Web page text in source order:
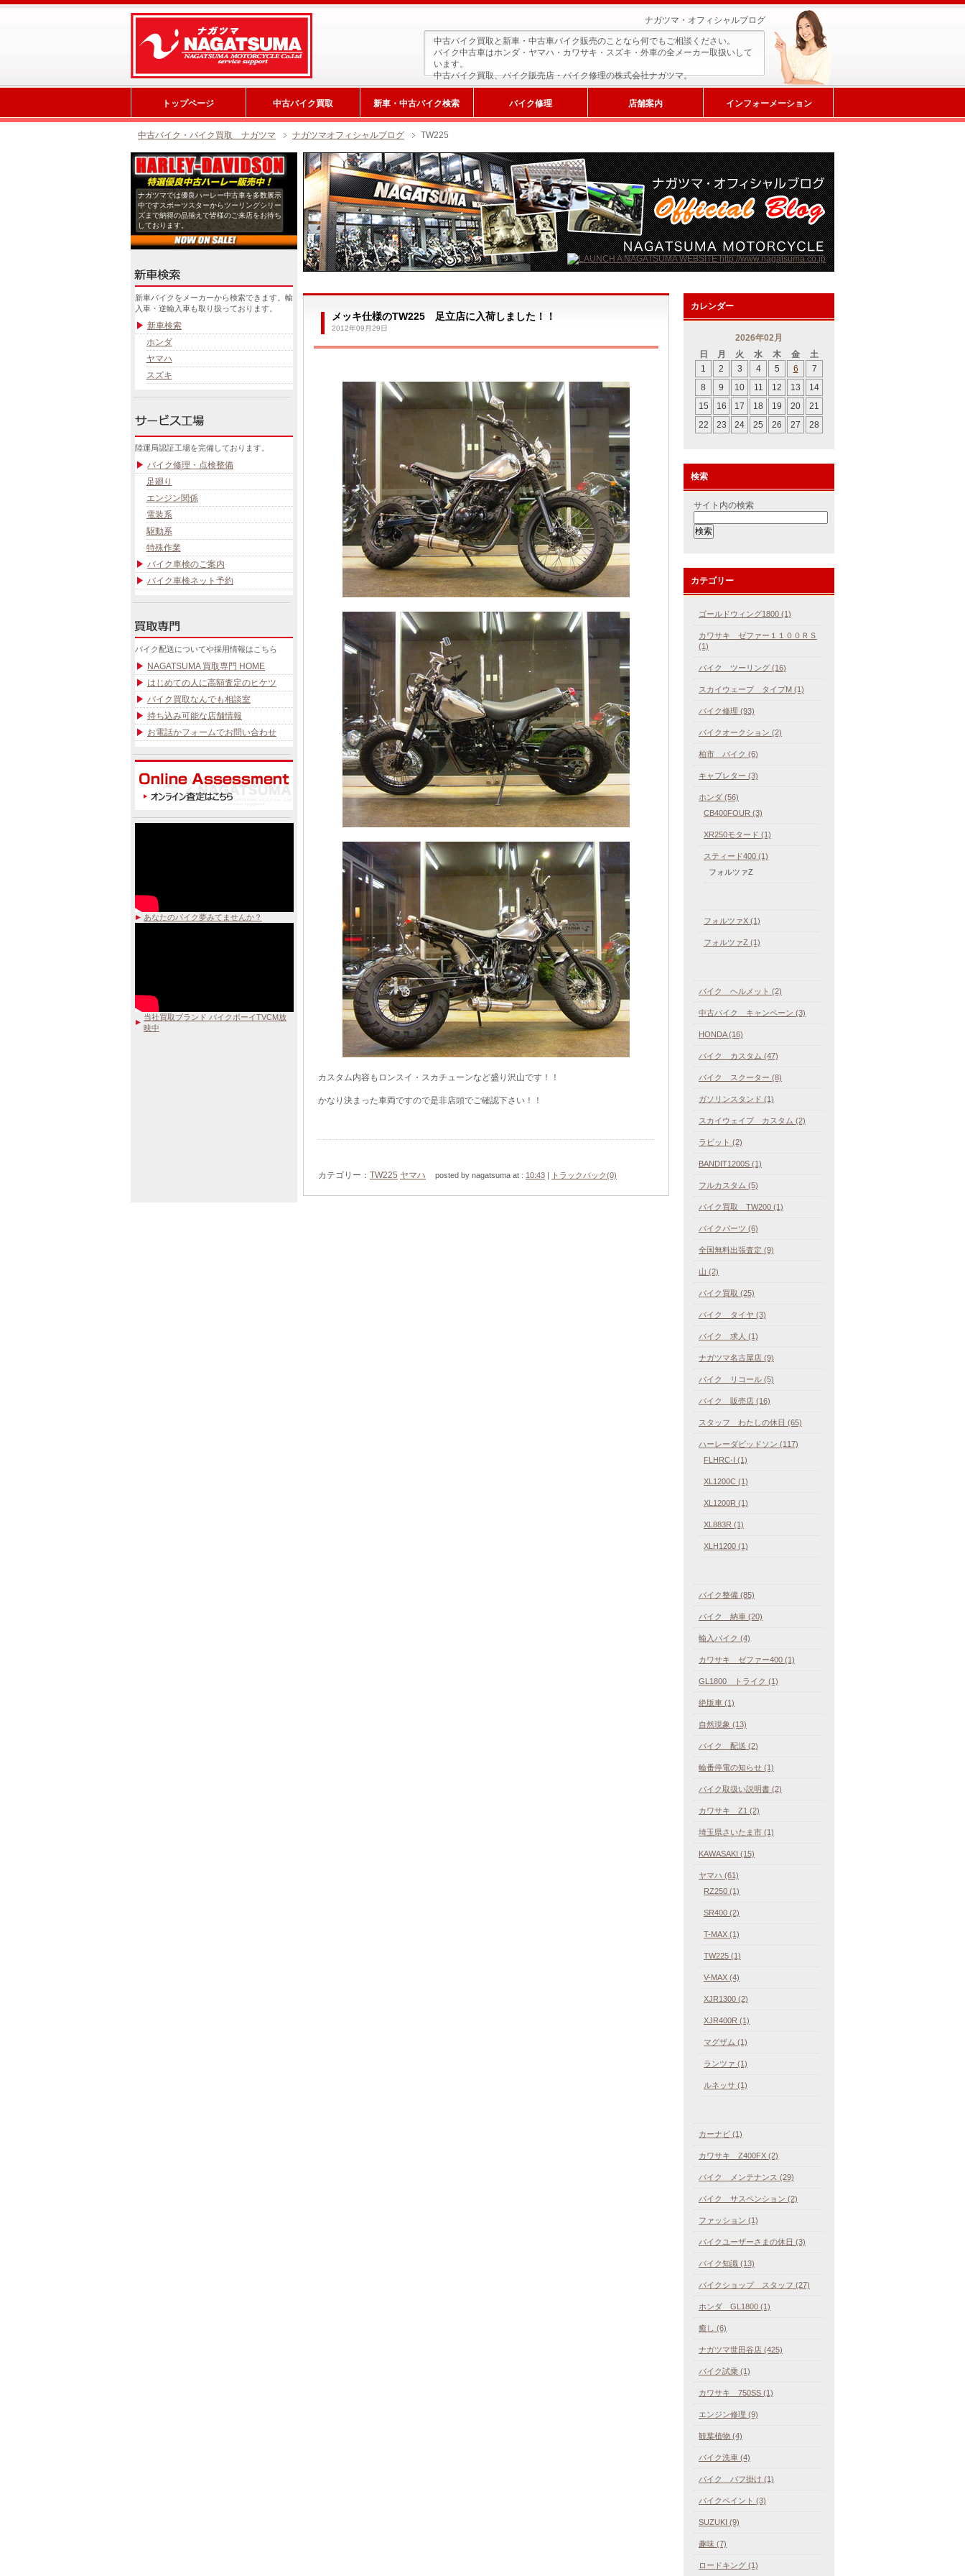
ナガツマ・オフィシャルブログ
中古バイク買取と新車・中古車バイク販売のことなら何でもご相談ください。
バイク中古車はホンダ・ヤマハ・カワサキ・スズキ・外車の全メーカー取扱いして
います。
中古バイク買取、バイク販売店・バイク修理の株式会社ナガツマ。
トップページ 中古バイク買取 新車・中古バイク検索 バイク修理 店舗案内 インフォーメーション
中古バイク・バイク買取 ナガツマ ナガツマオフィシャルブログ TW225
メッキ仕様のTW225 足立店に入荷しました！！
2012年09月29日
カスタム内容もロンスイ・スカチューンなど盛り沢山です！！
かなり決まった車両ですので是非店頭でご確認下さい！！
カテゴリー： TW225 ヤマハ posted by nagatsuma at : 10:43 | トラックバック(0)
カレンダー
2026年02月
日
月 火 水 木 金
土
1
2 3 4 5 6
7
8
9 10 11 12 13
14
15
16 17 18 19 20
21
22
23 24 25 26 27 28
検索
サイト内の検索
カテゴリー
ゴールドウィング1800 (1)
カワサキ ゼファー１１００ＲＳ
(1)
バイク ツーリング (16)
スカイウェーブ タイプM (1)
バイク修理 (93)
バイクオークション (2)
柏市 バイク (6)
キャブレター (3)
ホンダ (56)
CB400FOUR (3)
XR250モタード (1)
スティード400 (1)
フォルツァZ
フォルツァX (1)
フォルツァZ (1)
バイク ヘルメット (2)
中古バイク キャンペーン (3)
HONDA (16)
バイク カスタム (47)
バイク スクーター (8)
ガソリンスタンド (1)
スカイウェイブ カスタム (2)
ラビット (2)
BANDIT1200S (1)
フルカスタム (5)
バイク買取 TW200 (1)
バイクパーツ (6)
全国無料出張査定 (9)
山 (2)
バイク買取 (25)
バイク タイヤ (3)
バイク 求人 (1)
ナガツマ名古屋店 (9)
バイク リコール (5)
バイク 販売店 (16)
スタッフ わたしの休日 (65)
ハーレーダビッドソン (117)
FLHRC-I (1)
XL1200C (1)
XL1200R (1)
XL883R (1)
XLH1200 (1)
バイク整備 (85)
バイク 納車 (20)
輸入バイク (4)
カワサキ ゼファー400 (1)
GL1800 トライク (1)
絶版車 (1)
自然現象 (13)
バイク 配送 (2)
輪番停電の知らせ (1)
バイク取扱い説明書 (2)
カワサキ Z1 (2)
埼玉県さいたま市 (1)
KAWASAKI (15)
ヤマハ (61)
RZ250 (1)
SR400 (2)
T-MAX (1)
TW225 (1)
V-MAX (4)
XJR1300 (2)
XJR400R (1)
マグザム (1)
ランツァ (1)
ルネッサ (1)
カーナビ (1)
カワサキ Z400FX (2)
バイク メンテナンス (29)
バイク サスペンション (2)
ファッション (1)
バイクユーザーさまの休日 (3)
バイク知識 (13)
バイクショップ スタッフ (27)
ホンダ GL1800 (1)
癒し (6)
ナガツマ世田谷店 (425)
バイク試乗 (1)
カワサキ 750SS (1)
エンジン修理 (9)
観葉植物 (4)
バイク洗車 (4)
バイク バフ掛け (1)
バイクペイント (3)
SUZUKI (9)
趣味 (7)
ロードキング (1)
ナガツマでは優良ハーレー中古車を多数展示
中ですスポーツスターからツーリングシリー
ズまで納得の品揃えで皆様のご来店をお待ち
しております。
新車検索
新車バイクをメーカーから検索できます。輸
入車・逆輸入車も取り扱っております。
新車検索
ホンダ
ヤマハ
スズキ
サービス工場
陸運局認証工場を完備しております。
バイク修理・点検整備
足廻り
エンジン関係
電装系
駆動系
特殊作業
バイク車検のご案内
バイク車検ネット予約
バイク配送についてや採用情報はこちら
NAGATSUMA 買取専門 HOME
はじめての人に高額査定のヒケツ
バイク買取なんでも相談室
持ち込み可能な店舗情報
お電話かフォームでお問い合わせ
あなたのバイク夢みてませんか？
当社買取ブランド バイクボーイTVCM放
映中